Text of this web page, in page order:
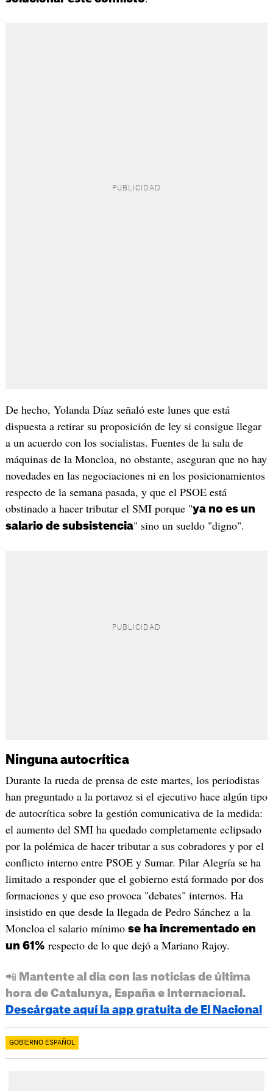
De hecho, Yolanda Díaz señaló este lunes que está
dispuesta a retirar su proposición de ley si consigue llegar
a un acuerdo con los socialistas. Fuentes de la sala de
máquinas de la Moncloa, no obstante, aseguran que no hay
novedades en las negociaciones ni en los posicionamientos
respecto de la semana pasada, y que el PSOE está
obstinado a hacer tributar el SMI porque "ya no es un
salario de subsistencia" sino un sueldo "digno".
Ninguna autocrítica
Durante la rueda de prensa de este martes, los periodistas
han preguntado a la portavoz si el ejecutivo hace algún tipo
de autocrítica sobre la gestión comunicativa de la medida:
el aumento del SMI ha quedado completamente eclipsado
por la polémica de hacer tributar a sus cobradores y por el
conflicto interno entre PSOE y Sumar. Pilar Alegría se ha
limitado a responder que el gobierno está formado por dos
formaciones y que eso provoca "debates" internos. Ha
insistido en que desde la llegada de Pedro Sánchez a la
Moncloa el salario mínimo se ha incrementado en
un 61% respecto de lo que dejó a Mariano Rajoy.
📲 Mantente al día con las noticias de última
hora de Catalunya, España e Internacional.
Descárgate aquí la app gratuita de El Nacional
GOBIERNO ESPAÑOL